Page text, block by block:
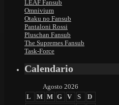
LEAF Fansub
Omnivium
Otaku no Fansub
Pantaloni Rossi
Pluschan Fansub
The Supremes Fansub
Task-Force
Calendario
Agosto 2026
L
M M G V S
D